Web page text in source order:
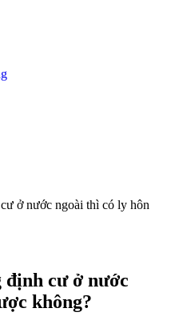
ở nước ngoài thì có ly hôn
định cư ở nước
không?